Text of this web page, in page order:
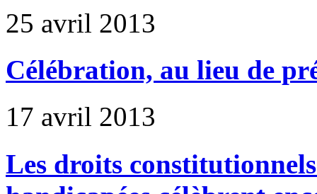
25 avril 2013
Célébration, au lieu de
17 avril 2013
Les droits